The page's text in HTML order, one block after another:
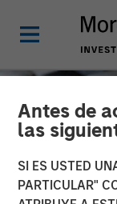
Antes de
las
SI ES USTED
PARTICULAR"